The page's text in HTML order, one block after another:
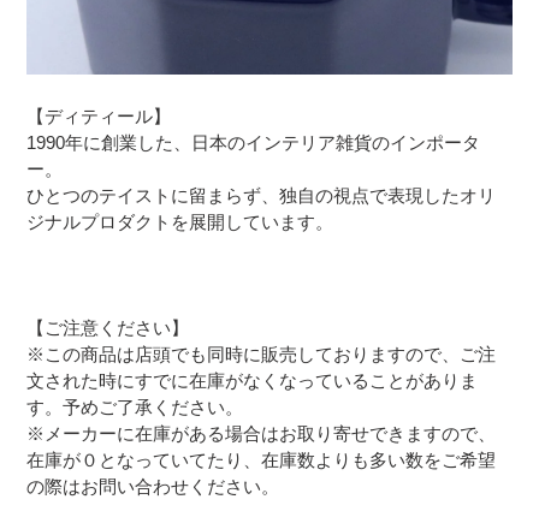
【ディティール】
1990年に創業した、日本のインテリア雑貨のインポータ
ー。
ひとつのテイストに留まらず、独自の視点で表現したオリ
ジナルプロダクトを展開しています。
【ご注意ください】
※この商品は店頭でも同時に販売しておりますので、ご注
文された時にすでに在庫がなくなっていることがありま
す。予めご了承ください。
※メーカーに在庫がある場合はお取り寄せできますので、
在庫が０となっていてたり、在庫数よりも多い数をご希望
の際はお問い合わせください。